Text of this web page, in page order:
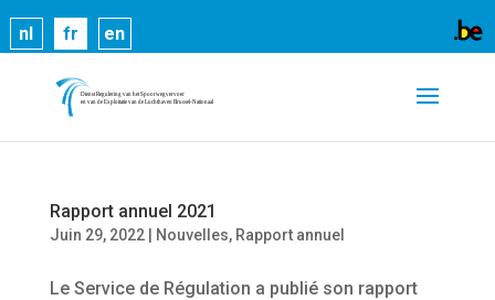
nl fr en
Rapport annuel 2021
Juin 29, 2022| Nouvelles, Rapport annuel
Le Service de Régulation a publié son rapport
Les cookies nous permettent de vous proposer nos
services plus facilement. En utilisant nos services,
vous nous donnez expressément votre accord pour
exploiter ces cookies.